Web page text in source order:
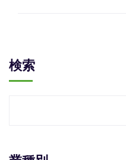
検索